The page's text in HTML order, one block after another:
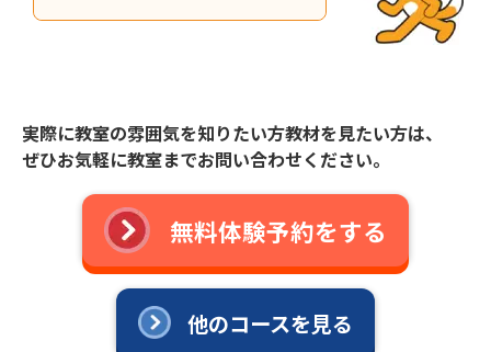
実際に教室の雰囲気を知りたい方教材を見たい方は、
ぜひお気軽に教室までお問い合わせください。
無料体験予約をする
他のコースを見る